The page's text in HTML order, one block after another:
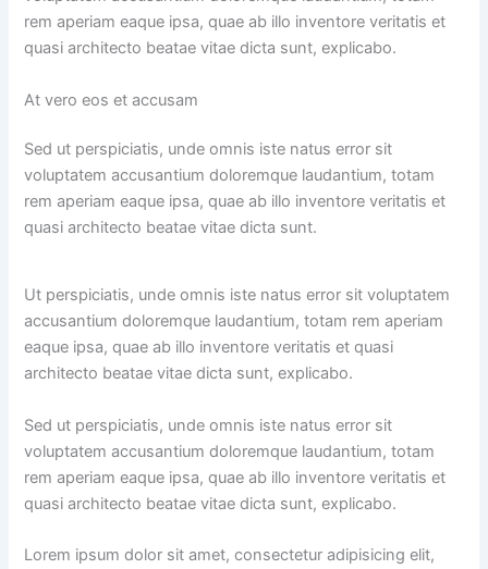
rem aperiam eaque ipsa, quae ab illo inventore veritatis et
quasi architecto beatae vitae dicta sunt, explicabo.
At vero eos et accusam
Sed ut perspiciatis, unde omnis iste natus error sit
voluptatem accusantium doloremque laudantium, totam
rem aperiam eaque ipsa, quae ab illo inventore veritatis et
quasi architecto beatae vitae dicta sunt.
Ut perspiciatis, unde omnis iste natus error sit voluptatem
accusantium doloremque laudantium, totam rem aperiam
eaque ipsa, quae ab illo inventore veritatis et quasi
architecto beatae vitae dicta sunt, explicabo.
Sed ut perspiciatis, unde omnis iste natus error sit
voluptatem accusantium doloremque laudantium, totam
rem aperiam eaque ipsa, quae ab illo inventore veritatis et
quasi architecto beatae vitae dicta sunt, explicabo.
Lorem ipsum dolor sit amet, consectetur adipisicing elit,